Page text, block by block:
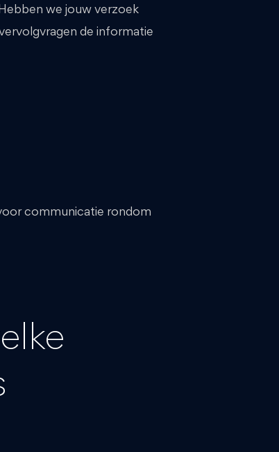
we jouw verzoek
de informatie
communicatie rondom